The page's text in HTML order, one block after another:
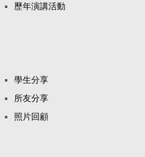
歷年演講活動
學生分享
所友分享
照片回顧